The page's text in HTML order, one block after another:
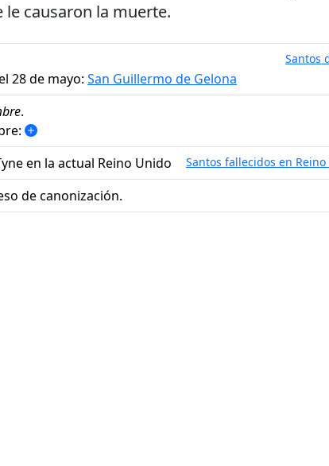
le causaron la muerte.
Santos
28 de mayo: San Guillermo de Gelona
.
en la actual Reino Unido Santos fallecidos en
de canonización.